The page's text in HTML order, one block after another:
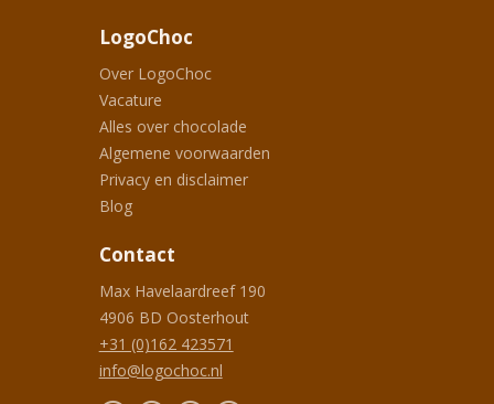
LogoChoc
Over LogoChoc
Vacature
Alles over chocolade
Algemene voorwaarden
Privacy en disclaimer
Blog
Contact
Max Havelaardreef 190
4906 BD Oosterhout
+31 (0)162 423571
info@logochoc.nl